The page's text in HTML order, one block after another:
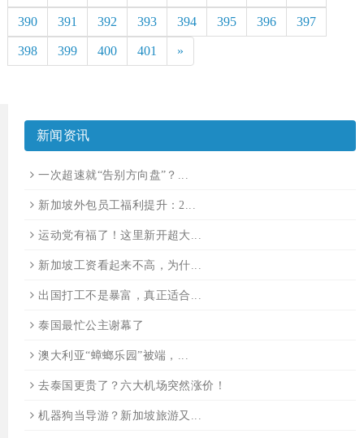
390 391 392 393 394 395 396 397
398 399 400 401 »
新闻资讯
一次超速就“告别方向盘”？...
新加坡外包员工福利提升：2...
运动党有福了！这里新开超大...
新加坡工资看起来不高，为什...
出国打工不是暴富，真正适合...
泰国最忙公主谢幕了
澳大利亚“蟑螂乐园”被端，...
去泰国更贵了？六大机场突然涨价！
机器狗当导游？新加坡旅游又...